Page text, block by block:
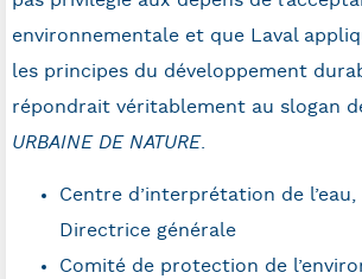
environnementale et que Laval
les principes du développement
répondrait véritablement au slogan
URBAINE DE NATURE.
Centre d’interprétation de l’eau,
Directrice générale
Comité de protection de